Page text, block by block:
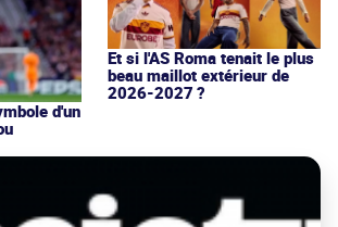
d'un
Et si l'AS Roma tenait le plus
beau maillot extérieur de
2026-2027 ?